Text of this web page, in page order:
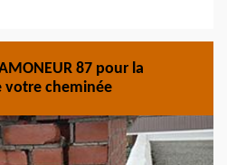
87 pour la
votre cheminée